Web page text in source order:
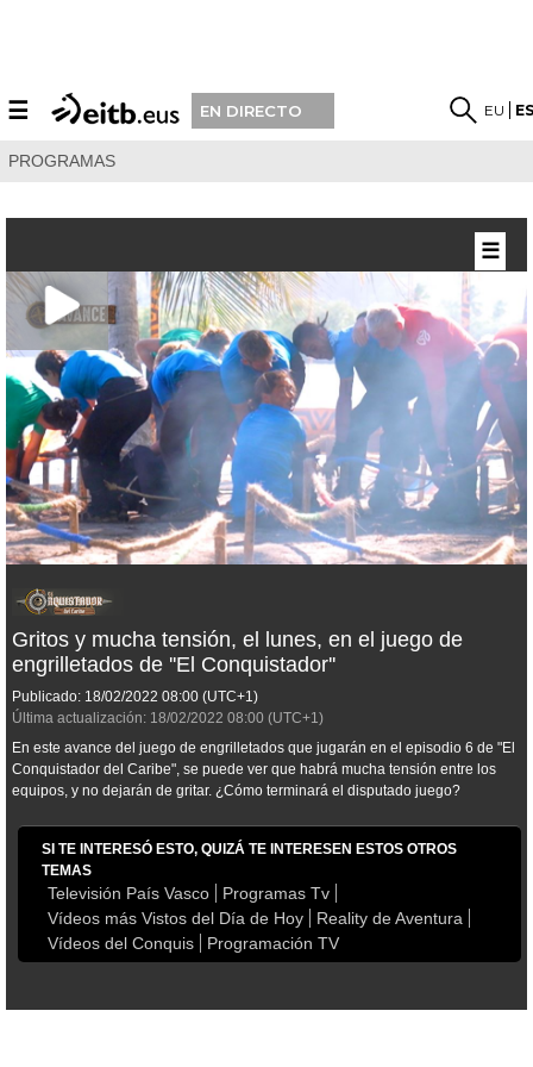
☰ EN DIRECTO EU
PROGRAMAS
Gritos y mucha tensión, el lunes, en el juego de
engrilletados de ''El Conquistador''
Publicado: 18/02/2022 08:00 (UTC+1)
Última actualización: 18/02/2022 08:00 (UTC+1)
En este avance del juego de engrilletados que jugarán en el episodio 6 de "El
Conquistador del Caribe", se puede ver que habrá mucha tensión entre los
equipos, y no dejarán de gritar. ¿Cómo terminará el disputado juego?
SI TE INTERESÓ ESTO, QUIZÁ TE INTERESEN ESTOS OTROS
TEMAS
Televisión País Vasco
Programas Tv
Vídeos más Vistos del Día de Hoy
Reality de Aventura
Vídeos del Conquis
Programación TV
☰